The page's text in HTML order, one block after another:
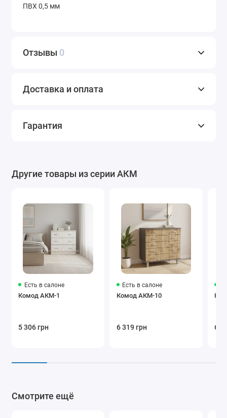
ПВХ 0,5 мм
Отзывы 0
Доставка и оплата
Гарантия
Другие товары из серии АКМ
Есть в салоне
Комод АКМ-1
5 306 грн
Есть в салоне
Комод АКМ-10
6 319 грн 6
Смотрите ещё